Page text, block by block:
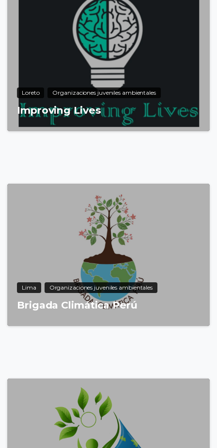
Loreto Organizaciones juveniles ambientales
Improving Lives
Lima Organizaciones juveniles ambientales
Brigada Climática Perú